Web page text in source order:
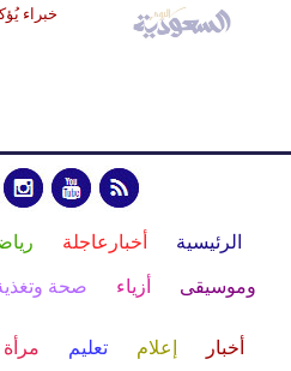
خبراء
الرئيسية أخبارعاجلة
وموسيقى أزياء صحة
أخبار إعلام تعليم مرأة